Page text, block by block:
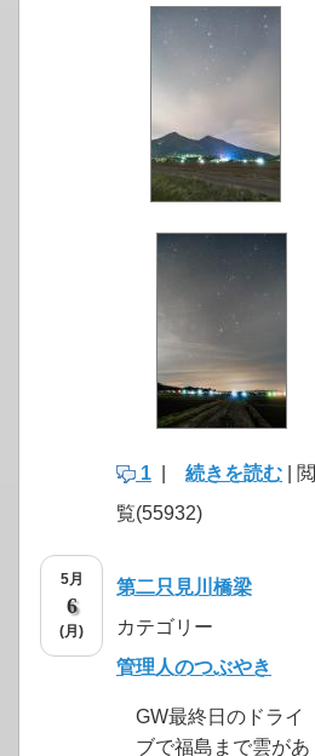
1 続きを読む | 閲
覧(55932)
5月
6
(月)
第二只見川橋梁
カテゴリー
管理人のつぶやき
GW最終日のドライ
ブで福島まで雲があ